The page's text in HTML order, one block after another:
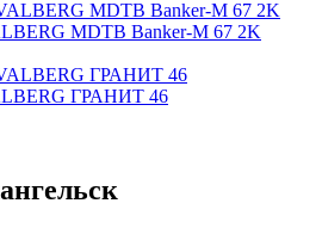
MDTB Banker-M 67 2K
ГРАНИТ 46